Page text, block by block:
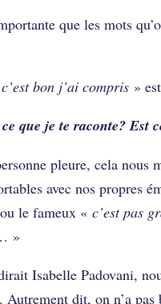
que les mots
c’est bon j’ai compris »
que je te raconte? Est
pleure, cela nous
avec nos propres
le fameux «c’est pas
»
Isabelle Padovani,
Autrement dit, on n’a